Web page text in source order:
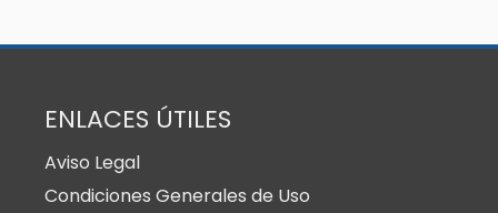
ENLACES ÚTILES
Aviso Legal
Condiciones Generales de Uso